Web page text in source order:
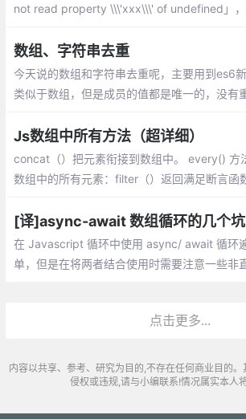
not read property \\\'xxx\\\' of undefined」，
Object，但实际上出现了异常的元素
数组、字符串去重
今天说的数组和字符串去重呢，主要用到es6
类似于数组，但是成员的值都是唯一的，没有
Js数组中所有方法（超详细）
concat（）把元素衔接到数组中。 every() 方
数组中的所有元素：filter（）返回满足断言函
[译]async-await 数组循环的几个坑
在 Javascript 循环中使用 async/ await 循环
单，但是在将两者结合使用时需要注意一些非
点击更多...
内容以共享、参考、研究为目的,不存在任何商业目的
侵权或违规,请与小编联系!情况属实本人